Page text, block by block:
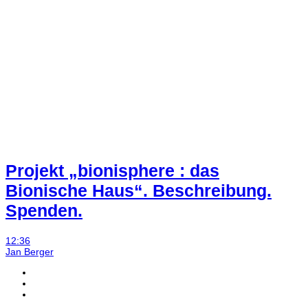
Projekt „bionisphere : das
Bionische Haus“. Beschreibung.
Spenden.
12:36
Jan Berger